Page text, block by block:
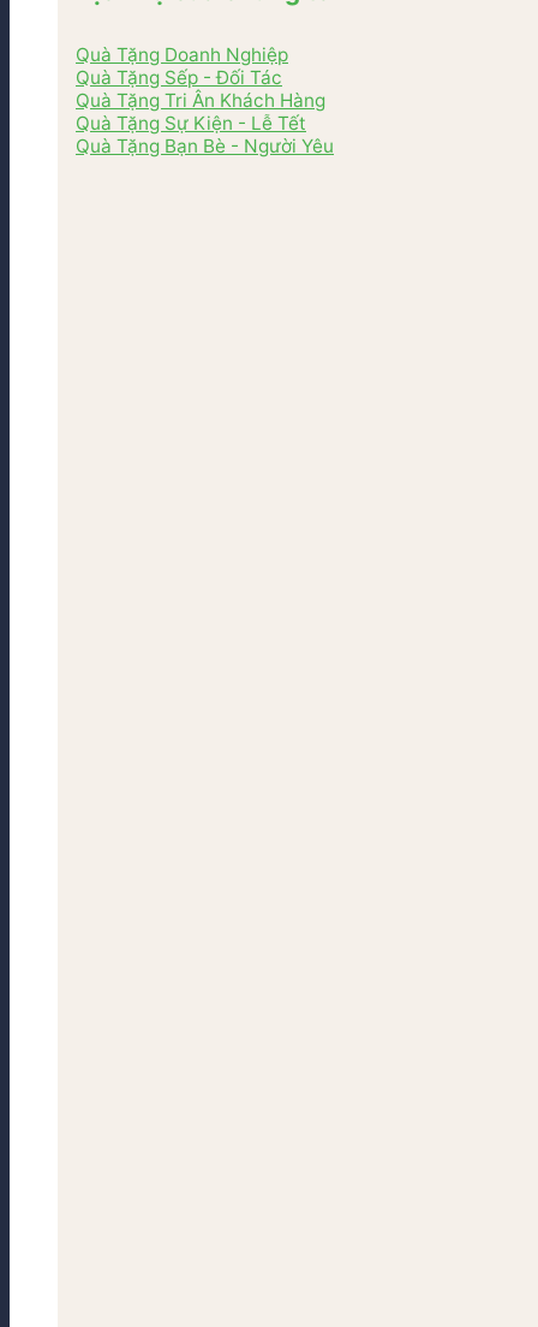
Quà Tặng Doanh Nghiệp
Quà Tặng Sếp - Đối Tác
Quà Tặng Tri Ân Khách Hàng
Quà Tặng Sự Kiện - Lễ Tết
Quà Tặng Bạn Bè - Người Yêu